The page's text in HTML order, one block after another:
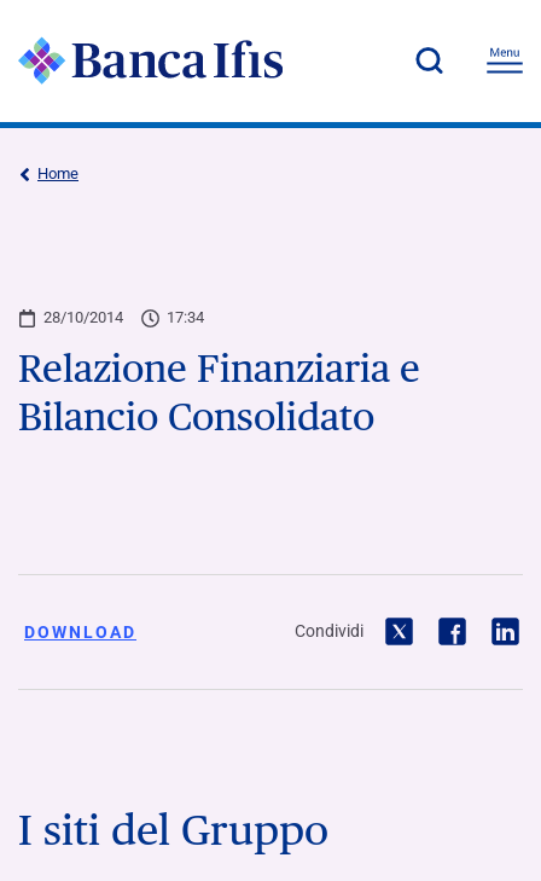
Home
28/10/2014 17:34
Relazione Finanziaria e
Bilancio Consolidato
DOWNLOAD Condividi
I siti del Gruppo